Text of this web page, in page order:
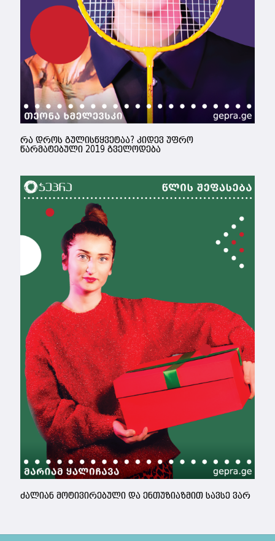
რა დროს გულისწყვეტაა? კიდევ უფრო
წარმატებული 2019 გველოდება
ძალიან მოტივირებული და ენთუზიაზმით სავსე ვარ